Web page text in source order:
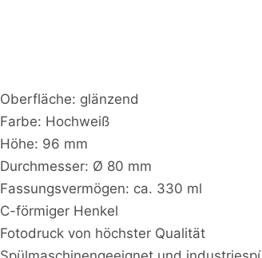
Oberfläche: glänzend
Farbe: Hochweiß
Höhe: 96 mm
Durchmesser: Ø 80 mm
Fassungsvermögen: ca. 330 ml
C-förmiger Henkel
Fotodruck von höchster Qualität